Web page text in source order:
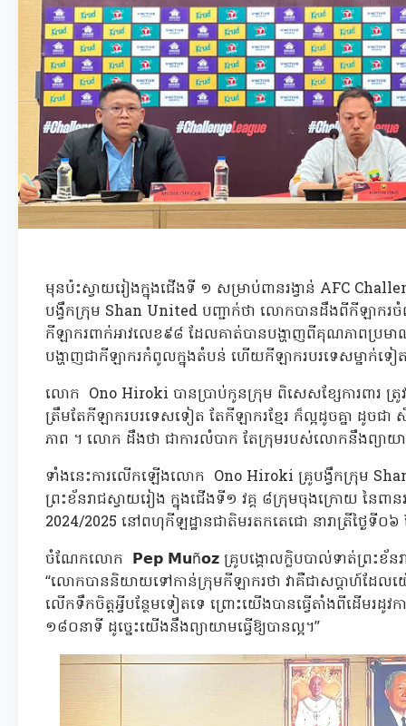
មុនប៉ះស្វាយរៀងក្នុងជើងទី ១ សម្រាប់ពានរង្វាន់ AFC
បង្វឹកក្រុម Shan United បញ្ជាក់ថា លោកបានដឹងពីកីឡាករ
កីឡាករពាក់អាវលេខ៩៨ ដែលគាត់បានបង្ហាញពីគុណភាពប្រ
បង្ហាញជាកីឡាករកំពូលក្នុងតំបន់ ហើយកីឡាករបរទេសម្នាក់ទៀ
លោក Ono Hiroki បានប្រាប់កូនក្រុម ពិសេសខ្សែការពារ ត្
ត្រឹមតែកីឡាករបរទេសទៀត តែកីឡាករខ្មែរ ក៏ល្អដូចគ្នា ដូចជ
ភាព ។ លោក ដឹងថា ជាការលំបាក តែក្រុមរបស់លោកនឹងព្យាយា
ទាំងនេះការលើកឡើងលោក Ono Hiroki គ្រូបង្វឹកក្រុម
ព្រះខ័នរាជស្វាយរៀង ក្នុងជើងទី១ វគ្គ ៨ក្រុមចុងក្រោយ នៃពា
2024/2025 នៅពហុកីឡដ្ឋានជាតិមរតកតេជោ នារាត្រីថ្ងៃទី០៦
ចំណែកលោក 𝗣𝗲𝗽 𝗠𝘂ñ𝗼𝘇 គ្រូបង្គោលក្លិបបាល់ទាត់ព្រះខ័នរ
“លោកបាននិយាយទៅកាន់ក្រុមកីឡាករថា វាគឺជាសប្ដាហ៍ដែល
លើកទឹកចិត្តអ្វីបន្ថែមទៀតទេ ព្រោះយើងបានធ្វើតាំងពីដើមរដូ
១៨០នាទី ដូច្នេះយើងនឹងព្យាយាមធ្វើឱ្យបានល្អ។”